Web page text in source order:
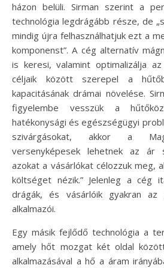
házon belüli. Sirman szerint a
technológia legdrágább része, de
mindig újra felhasználhatjuk ezt a
komponenst”. A cég alternatív
is keresi, valamint optimalizálja
céljaik között szerepel a
kapacitásának drámai növelése.
figyelembe vesszük a
hatékonysági és egészségügyi
szivárgásokat, akkor a
versenyképesek lehetnek az ár
azokat a vásárlókat célozzuk meg,
költséget nézik.” Jelenleg a cég
drágák, és vásárlóik gyakran az
alkalmazói.
Egy másik fejlődő technológia a
amely hőt mozgat két oldal
alkalmazásával a hő a áram